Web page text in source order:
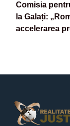
Comisia
la Galați:
accelerarea